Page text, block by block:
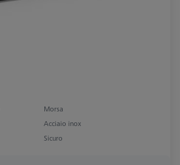
Morsa
Acciaio inox
Sicuro